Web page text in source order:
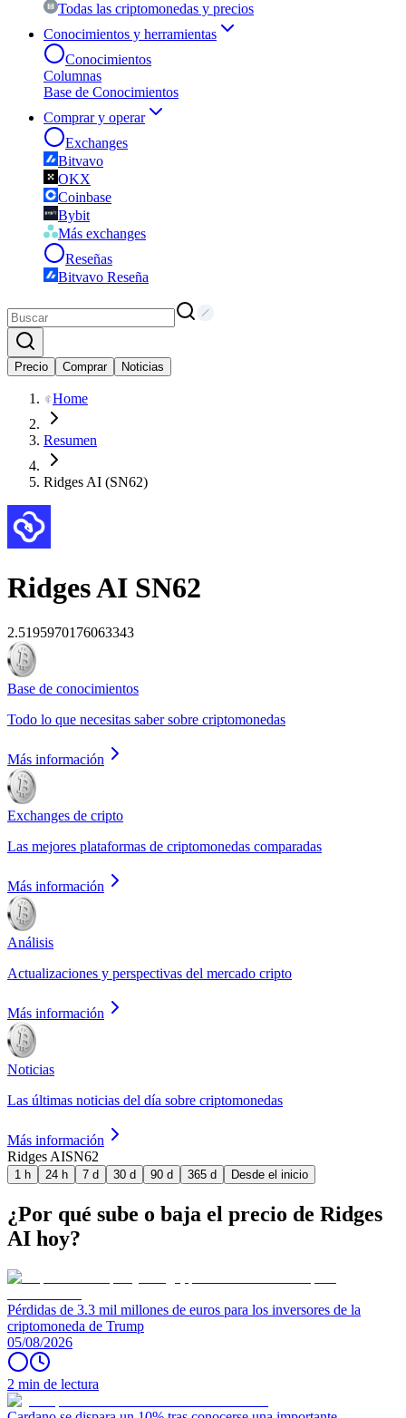
Todas las criptomonedas y precios
Conocimientos y herramientas
Conocimientos
Columnas
Base de Conocimientos
Comprar y operar
Exchanges
Bitvavo
OKX
Coinbase
Bybit
Más exchanges
Reseñas
Bitvavo Reseña
Precio Comprar Noticias
Home
Resumen
Ridges AI (SN62)
Ridges AI SN62
2.5195970176063343
Base de conocimientos
Todo lo que necesitas saber sobre criptomonedas
Más información
Exchanges de cripto
Las mejores plataformas de criptomonedas comparadas
Más información
Análisis
Actualizaciones y perspectivas del mercado cripto
Más información
Noticias
Las últimas noticias del día sobre criptomonedas
Más información
Ridges AISN62
1 h 24 h 7 d 30 d 90 d 365 d Desde el inicio
¿Por qué sube o baja el precio de Ridges
AI hoy?
Pérdidas de 3.3 mil millones de euros para los inversores de la
criptomoneda de Trump
05/08/2026
2 min de lectura